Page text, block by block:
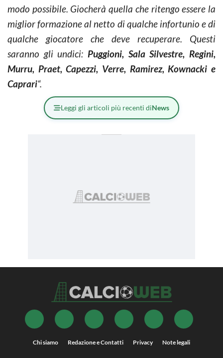
modo possibile. Giocherà quella che ritengo essere la
miglior formazione al netto di qualche infortunio e di
qualche giocatore che deve recuperare. Questi
saranno gli undici: Puggioni, Sala Silvestre, Regini,
Murru, Praet, Capezzi, Verre, Ramirez, Kownacki e
Caprari“.
Leggi gli articoli più recenti diNews
Chi siamo Redazione e Contatti Privacy Note legali